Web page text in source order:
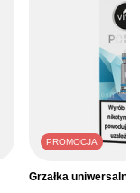
PROMOCJA
Grzałka uniwersalna